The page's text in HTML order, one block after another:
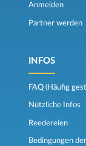
Anmelden
Partner werden
INFOS
FAQ (Häufig
Nützliche Infos
Reedereien
Bedingungen